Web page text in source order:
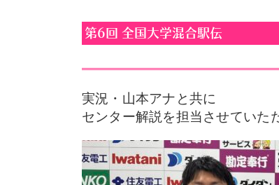
第6回 全国大学混合駅伝
実況・山本アナと共に
センター解説を担当させていた